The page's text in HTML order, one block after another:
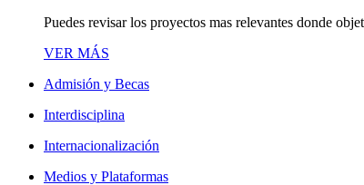
Puedes revisar los proyectos mas relevantes donde
VER MÁS
Admisión y Becas
Interdisciplina
Internacionalización
Medios y Plataformas